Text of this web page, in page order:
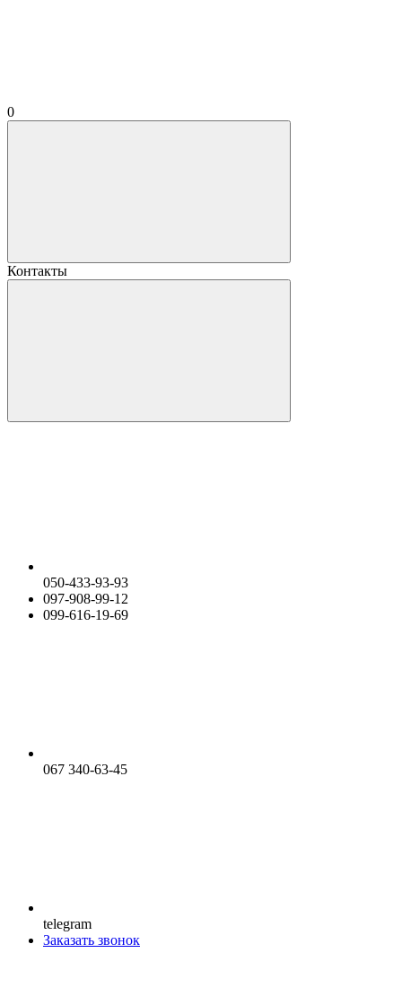
0
Контакты
050-433-93-93
097-908-99-12
099-616-19-69
067 340-63-45
telegram
Заказать звонок